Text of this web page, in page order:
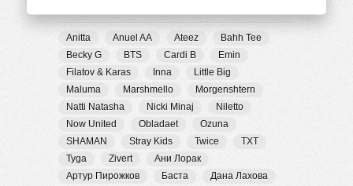
Anitta Anuel AA Ateez
Bahh Tee
Becky G
BTS Cardi B
Emin
Filatov & Karas
Inna
Little Big
Maluma
Marshmello
Morgenshtern
Natti Natasha
Nicki Minaj
Niletto
Now United
Obladaet
Ozuna
SHAMAN
Stray Kids Twice
TXT
Tyga
Zivert
Ани Лорак
Артур Пирожков
Баста
Дана Лахова